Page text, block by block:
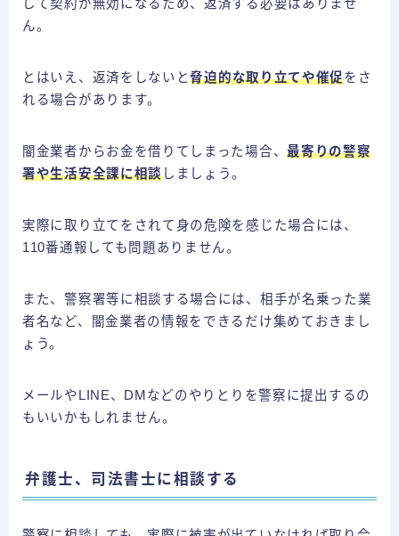
して契約が無効になるため、返済する必要はありませ
ん。
とはいえ、返済をしないと脅迫的な取り立てや催促をさ
れる場合があります。
闇金業者からお金を借りてしまった場合、最寄りの警察
署や生活安全課に相談しましょう。
実際に取り立てをされて身の危険を感じた場合には、
110番通報しても問題ありません。
また、警察署等に相談する場合には、相手が名乗った業
者名など、闇金業者の情報をできるだけ集めておきまし
ょう。
メールやLINE、DMなどのやりとりを警察に提出するの
もいいかもしれません。
弁護士、司法書士に相談する